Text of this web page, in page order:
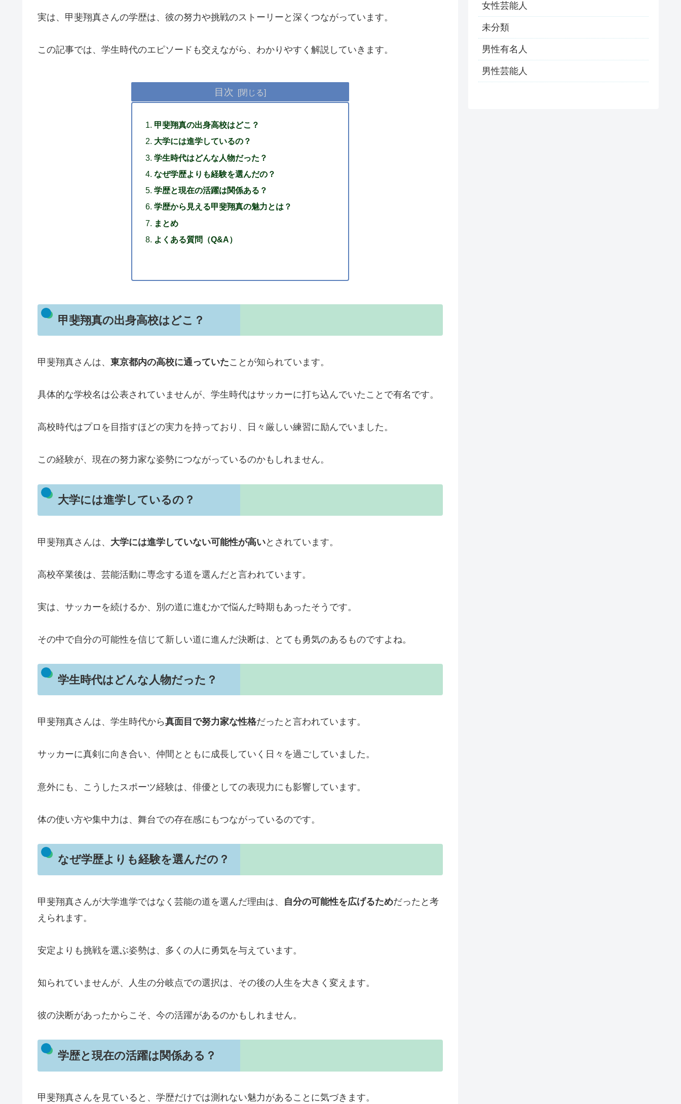
実は、甲斐翔真さんの学歴は、彼の努力や挑戦のストーリーと深くつながっています。
この記事では、学生時代のエピソードも交えながら、わかりやすく解説していきます。
目次
甲斐翔真の出身高校はどこ？
大学には進学しているの？
学生時代はどんな人物だった？
なぜ学歴よりも経験を選んだの？
学歴と現在の活躍は関係ある？
学歴から見える甲斐翔真の魅力とは？
まとめ
よくある質問（Q&A）
甲斐翔真の出身高校はどこ？
甲斐翔真さんは、 東京都内の高校に通っていたことが知られています。
具体的な学校名は公表されていませんが、学生時代はサッカーに打ち込んでいたことで有名です。
高校時代はプロを目指すほどの実力を持っており、日々厳しい練習に励んでいました。
この経験が、現在の努力家な姿勢につながっているのかもしれません。
大学には進学しているの？
甲斐翔真さんは、 大学には進学していない可能性が高いとされています。
高校卒業後は、芸能活動に専念する道を選んだと言われています。
実は、サッカーを続けるか、別の道に進むかで悩んだ時期もあったそうです。
その中で自分の可能性を信じて新しい道に進んだ決断は、とても勇気のあるものですよね。
学生時代はどんな人物だった？
甲斐翔真さんは、学生時代から真面目で努力家な性格だったと言われています。
サッカーに真剣に向き合い、仲間とともに成長していく日々を過ごしていました。
意外にも、こうしたスポーツ経験は、俳優としての表現力にも影響しています。
体の使い方や集中力は、舞台での存在感にもつながっているのです。
なぜ学歴よりも経験を選んだの？
甲斐翔真さんが大学進学ではなく芸能の道を選んだ理由は、 自分の可能性を広げるためだったと考
えられます。
安定よりも挑戦を選ぶ姿勢は、多くの人に勇気を与えています。
知られていませんが、人生の分岐点での選択は、その後の人生を大きく変えます。
彼の決断があったからこそ、今の活躍があるのかもしれません。
学歴と現在の活躍は関係ある？
甲斐翔真さんを見ていると、学歴だけでは測れない魅力があることに気づきます。
女性芸能人
未分類
男性有名人
男性芸能人